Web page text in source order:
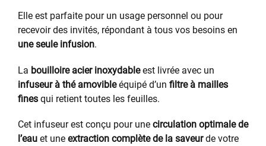
Elle est parfaite pour un usage personnel ou pour
recevoir des invités, répondant à tous vos besoins en
une seule infusion.
La bouilloire acier inoxydableest livrée avec un
infuseur à thé amovibleéquipé d’un filtre à mailles
fines qui retient toutes les feuilles.
Cet infuseur est conçu pour une circulation optimale de
l’eau et une extraction complète de la saveurde votre